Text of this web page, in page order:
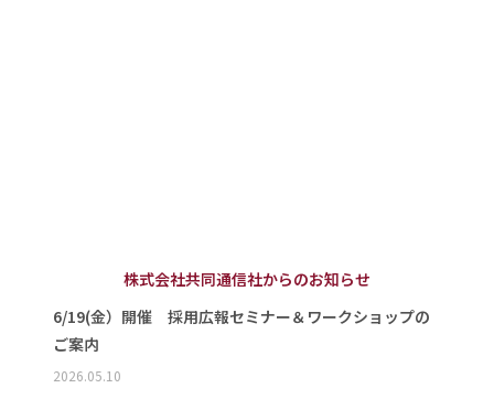
株式会社共同通信社からのお知らせ
6/19(金）開催 採用広報セミナー＆ワークショップの
ご案内
2026.05.10